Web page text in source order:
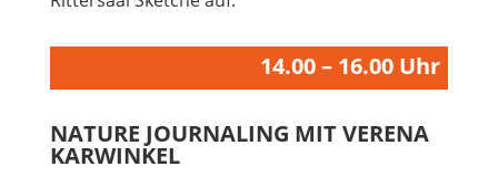
14.00 – 16.00 Uhr
NATURE JOURNALING MIT VERENA
KARWINKEL